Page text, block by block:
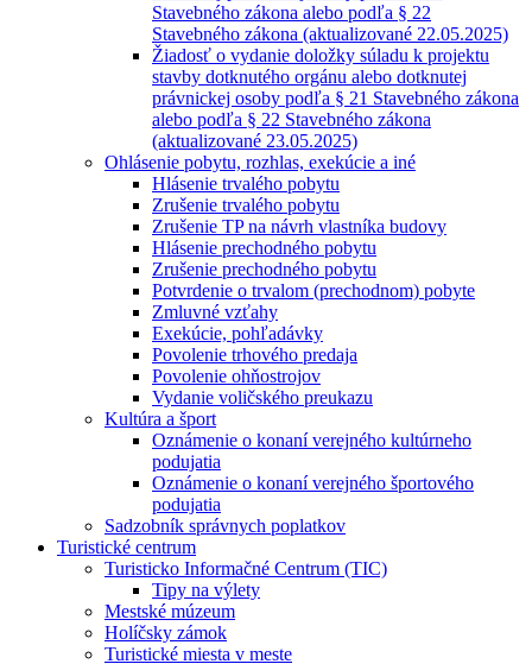
Stavebného zákona alebo podľa § 22
Stavebného zákona (aktualizované 22.05.2025)
Žiadosť o vydanie doložky súladu k projektu
stavby dotknutého orgánu alebo dotknutej
právnickej osoby podľa § 21 Stavebného zákona
alebo podľa § 22 Stavebného zákona
(aktualizované 23.05.2025)
Ohlásenie pobytu, rozhlas, exekúcie a iné
Hlásenie trvalého pobytu
Zrušenie trvalého pobytu
Zrušenie TP na návrh vlastníka budovy
Hlásenie prechodného pobytu
Zrušenie prechodného pobytu
Potvrdenie o trvalom (prechodnom) pobyte
Zmluvné vzťahy
Exekúcie, pohľadávky
Povolenie trhového predaja
Povolenie ohňostrojov
Vydanie voličského preukazu
Kultúra a šport
Oznámenie o konaní verejného kultúrneho
podujatia
Oznámenie o konaní verejného športového
podujatia
Sadzobník správnych poplatkov
Turistické centrum
Turisticko Informačné Centrum (TIC)
Tipy na výlety
Mestské múzeum
Holíčsky zámok
Turistické miesta v meste